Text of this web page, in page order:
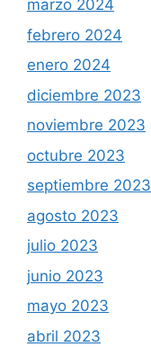
marzo 2024
febrero 2024
enero 2024
diciembre 2023
noviembre 2023
octubre 2023
septiembre 2023
agosto 2023
julio 2023
junio 2023
mayo 2023
abril 2023